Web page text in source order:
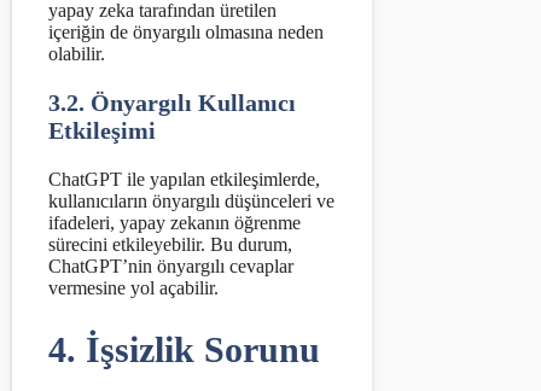
yapay zeka tarafından üretilen
içeriğin de önyargılı olmasına neden
olabilir.
3.2. Önyargılı Kullanıcı
Etkileşimi
ChatGPT ile yapılan etkileşimlerde,
kullanıcıların önyargılı düşünceleri ve
ifadeleri, yapay zekanın öğrenme
sürecini etkileyebilir. Bu durum,
ChatGPT’nin önyargılı cevaplar
vermesine yol açabilir.
4. İşsizlik Sorunu